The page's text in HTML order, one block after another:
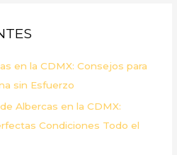
en la CDMX: Consejos para
sin Esfuerzo
Albercas en la CDMX:
Condiciones Todo el